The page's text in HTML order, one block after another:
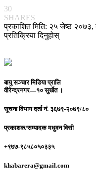
30
SHARES
प्रकाशित मिति: २५ जेष्ठ
प्रतिक्रिया दिनुहोस्
बायु सञ्चार मिडिया प्रालि
वीरेन्द्रनगर—१० सुर्खेत ।
सूचना विभाग दर्ता नं. ३६७९-२०७९/८०
प्रकाशक/सम्पादकमधुवन विसी
+९७७-९८५८०५०३३५
khabarera@gmail.com